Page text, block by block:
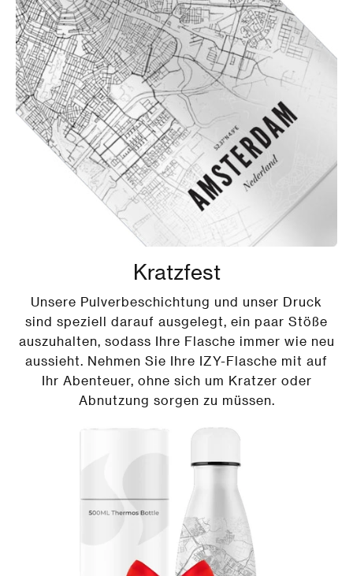
Kratzfest
Unsere Pulverbeschichtung und unser Druck
sind speziell darauf ausgelegt, ein paar Stöße
auszuhalten, sodass Ihre Flasche immer wie neu
aussieht. Nehmen Sie Ihre IZY-Flasche mit auf
Ihr Abenteuer, ohne sich um Kratzer oder
Abnutzung sorgen zu müssen.